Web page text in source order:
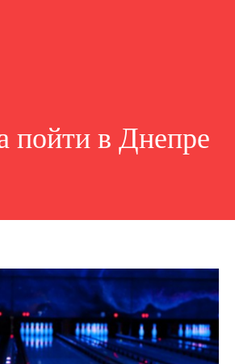
пойти в Днепре